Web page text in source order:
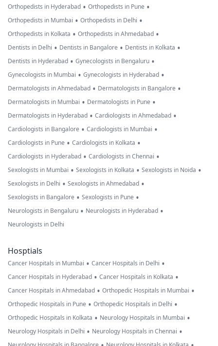
Orthopedists in Hyderabad • Orthopedists in Pune •
Orthopedists in Mumbai • Orthopedists in Delhi •
Orthopedists in Kolkata • Orthopedists in Ahmedabad •
Dentists in Delhi • Dentists in Bangalore • Dentists in Kolkata •
Dentists in Hyderabad • Gynecologists in Bengaluru •
Gynecologists in Mumbai • Gynecologists in Hyderabad •
Dermatologists in Ahmedabad • Dermatologists in Bangalore •
Dermatologists in Mumbai • Dermatologists in Pune •
Dermatologists in Hyderabad • Cardiologists in Ahmedabad •
Cardiologists in Bangalore • Cardiologists in Mumbai •
Cardiologists in Pune • Cardiologists in Kolkata •
Cardiologists in Hyderabad • Cardiologists in Chennai •
Sexologists in Mumbai • Sexologists in Kolkata • Sexologists in Noida •
Sexologists in Delhi • Sexologists in Ahmedabad •
Sexologists in Bangalore • Sexologists in Pune •
Neurologists in Bengaluru • Neurologists in Hyderabad •
Neurologists in Delhi
Hosptials
Cancer Hospitals in Mumbai • Cancer Hospitals in Delhi •
Cancer Hospitals in Hyderabad • Cancer Hospitals in Kolkata •
Cancer Hospitals in Ahmedabad • Orthopedic Hospitals in Mumbai •
Orthopedic Hospitals in Pune • Orthopedic Hospitals in Delhi •
Orthopedic Hospitals in Kolkata • Neurology Hospitals in Mumbai •
Neurology Hospitals in Delhi • Neurology Hospitals in Chennai •